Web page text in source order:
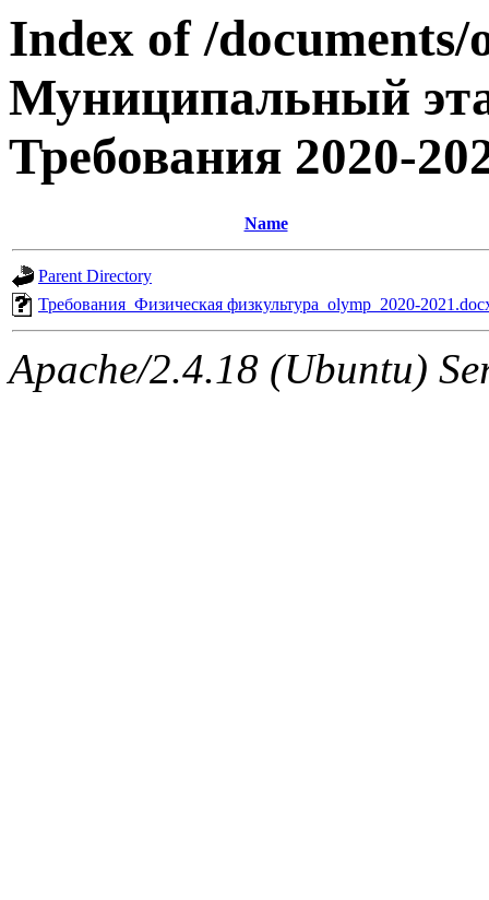
Index of /
Муниципальный
Требования 2020-
Name
Parent Directory
Требования_Физическая физкультура_olymp_2020-
Apache/2.4.18 (Ubuntu)